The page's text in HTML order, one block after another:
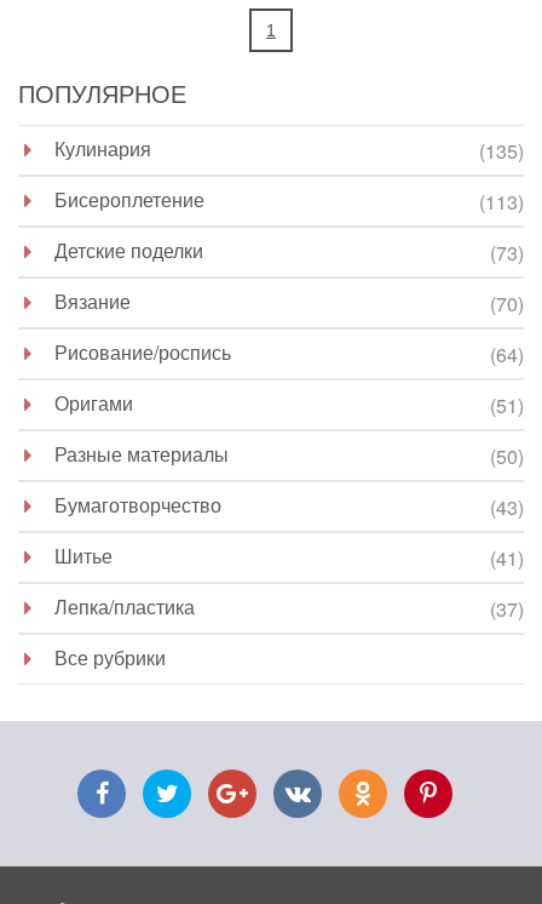
1
ПОПУЛЯРНОЕ
Кулинария
(135)
Бисероплетение
(113)
Детские поделки
(73)
Вязание
(70)
Рисование/роспись
(64)
Оригами
(51)
Разные материалы
(50)
Бумаготворчество
(43)
Шитье
(41)
Лепка/пластика
(37)
Все рубрики